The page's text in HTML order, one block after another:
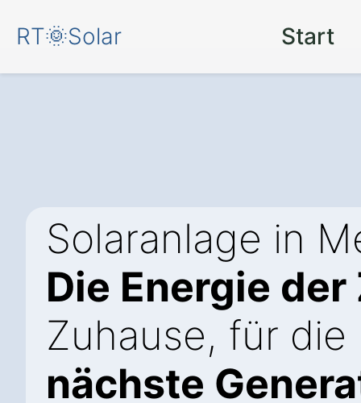
RT🌞Solar Start
Solaranlage in
Die Energie
Zuhause, für
nächste